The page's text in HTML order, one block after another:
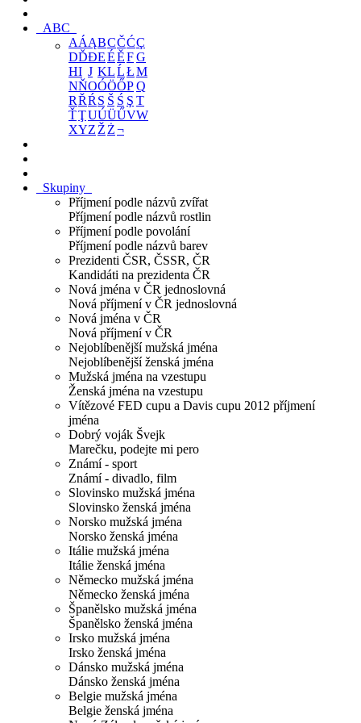
ABC
AÁĄBCČĆÇ
DĎĐEÉĚFG
HI J KLĹŁM
NŇOÓÖŐPQ
RŘŔ S Š Ś Ş T
ŤŢUÚÜŰVW
XYZ Ž Ż¬
Skupiny
Příjmení podle názvů zvířat
Příjmení podle názvů rostlin
Příjmení podle povolání
Příjmení podle názvů barev
Prezidenti ČSR, ČSSR, ČR
Kandidáti na prezidenta ČR
Nová jména v ČR jednoslovná
Nová příjmení v ČR jednoslovná
Nová jména v ČR
Nová příjmení v ČR
Nejoblíbenější mužská jména
Nejoblíbenější ženská jména
Mužská jména na vzestupu
Ženská jména na vzestupu
Vítězové FED cupu a Davis cupu 2012 příjmení
jména
Dobrý voják Švejk
Marečku, podejte mi pero
Známí - sport
Známí - divadlo, film
Slovinsko mužská jména
Slovinsko ženská jména
Norsko mužská jména
Norsko ženská jména
Itálie mužská jména
Itálie ženská jména
Německo mužská jména
Německo ženská jména
Španělsko mužská jména
Španělsko ženská jména
Irsko mužská jména
Irsko ženská jména
Dánsko mužská jména
Dánsko ženská jména
Belgie mužská jména
Belgie ženská jména